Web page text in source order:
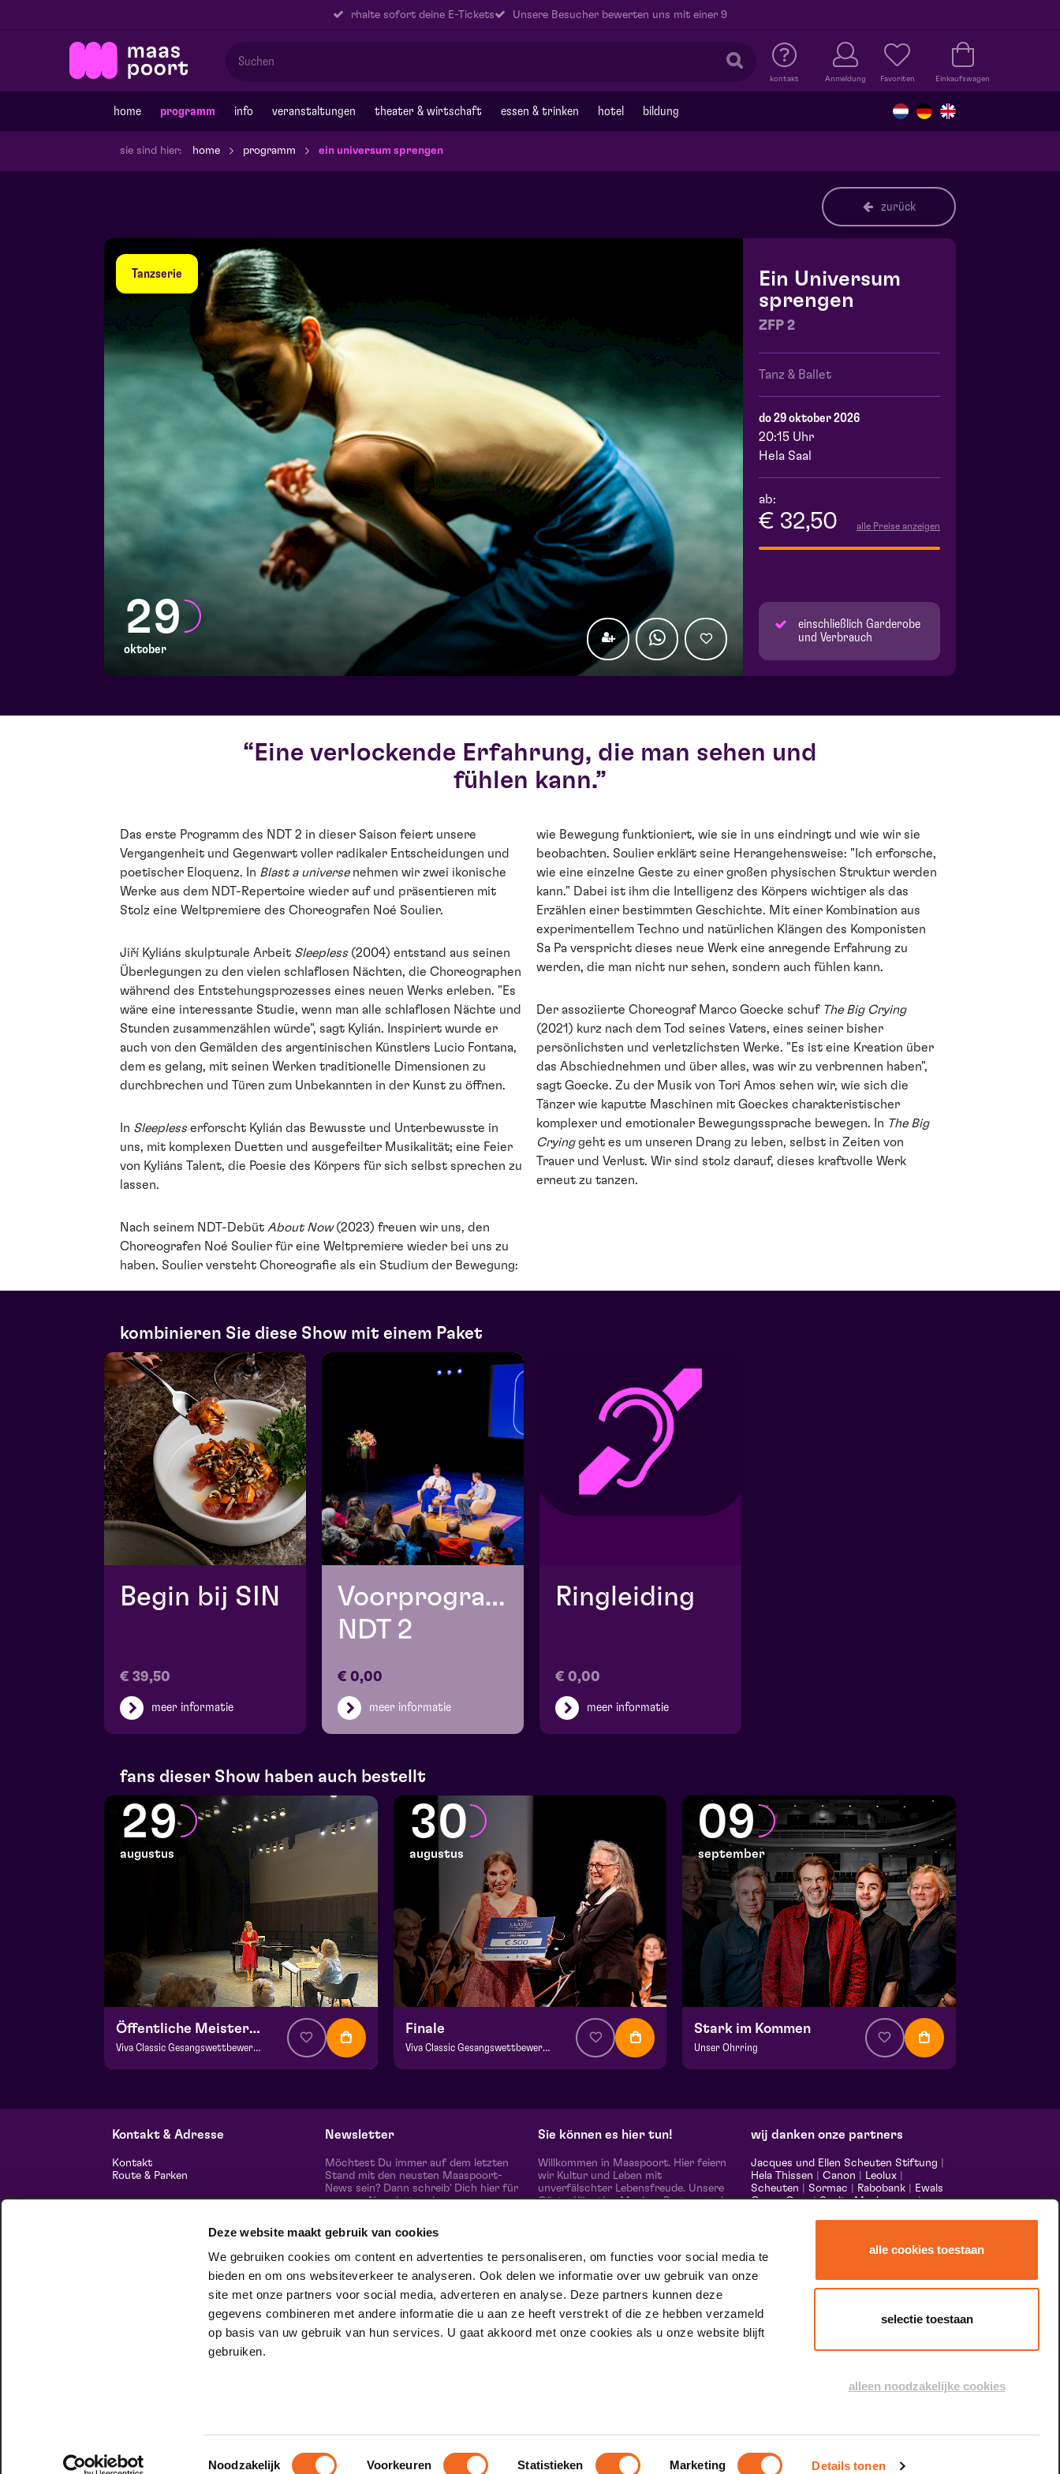
Deze website maakt gebruik van cookies
We gebruiken cookies om content en advertenties te personaliseren, om functies voor social media te
bieden en om ons websiteverkeer te analyseren. Ook delen we informatie over uw gebruik van onze
site met onze partners voor social media, adverteren en analyse. Deze partners kunnen deze
gegevens combineren met andere informatie die u aan ze heeft verstrekt of die ze hebben verzameld
op basis van uw gebruik van hun services. U gaat akkoord met onze cookies als u onze website blijft
gebruiken.
Toestemmingsselectie
Noodzakelijk Voorkeuren Statistieken Marketing Details tonen
alle cookies toestaan
selectie toestaan
alleen noodzakelijke cookies
rhalte sofort deine E-Tickets Unsere Besucher bewerten uns mit einer 9
kontakt Anmeldung Favoriten Einkaufswagen
home programm info veranstaltungen theater & wirtschaft essen & trinken hotel bildung
sie sind hier: home programm ein universum sprengen
zurück
29
oktober
Tanzserie
Ein Universum
sprengen
ZFP 2
Tanz & Ballet
do 29 oktober 2026
20:15 Uhr
Hela Saal
ab:
€ 32,50 alle Preise anzeigen
einschließlich Garderobe
und Verbrauch
Eine verlockende Erfahrung, die man sehen und
fühlen kann.
Das erste Programm des NDT 2 in dieser Saison feiert unsere
Vergangenheit und Gegenwart voller radikaler Entscheidungen und
poetischer Eloquenz. In Blast a universenehmen wir zwei ikonische
Werke aus dem NDT-Repertoire wieder auf und präsentieren mit
Stolz eine Weltpremiere des Choreografen Noé Soulier.
Jiří Kyliáns skulpturale Arbeit Sleepless(2004) entstand aus seinen
Überlegungen zu den vielen schlaflosen Nächten, die Choreographen
während des Entstehungsprozesses eines neuen Werks erleben. "Es
wäre eine interessante Studie, wenn man alle schlaflosen Nächte und
Stunden zusammenzählen würde", sagt Kylián. Inspiriert wurde er
auch von den Gemälden des argentinischen Künstlers Lucio Fontana,
dem es gelang, mit seinen Werken traditionelle Dimensionen zu
durchbrechen und Türen zum Unbekannten in der Kunst zu öffnen.
In Sleeplesserforscht Kylián das Bewusste und Unterbewusste in
uns, mit komplexen Duetten und ausgefeilter Musikalität; eine Feier
von Kyliáns Talent, die Poesie des Körpers für sich selbst sprechen zu
lassen.
Nach seinem NDT-Debüt About Now(2023) freuen wir uns, den
Choreografen Noé Soulier für eine Weltpremiere wieder bei uns zu
haben. Soulier versteht Choreografie als ein Studium der Bewegung:
wie Bewegung funktioniert, wie sie in uns eindringt und wie wir sie
beobachten. Soulier erklärt seine Herangehensweise: "Ich erforsche,
wie eine einzelne Geste zu einer großen physischen Struktur werden
kann." Dabei ist ihm die Intelligenz des Körpers wichtiger als das
Erzählen einer bestimmten Geschichte. Mit einer Kombination aus
experimentellem Techno und natürlichen Klängen des Komponisten
Sa Pa verspricht dieses neue Werk eine anregende Erfahrung zu
werden, die man nicht nur sehen, sondern auch fühlen kann.
Der assoziierte Choreograf Marco Goecke schuf The Big Crying
(2021) kurz nach dem Tod seines Vaters, eines seiner bisher
persönlichsten und verletzlichsten Werke. "Es ist eine Kreation über
das Abschiednehmen und über alles, was wir zu verbrennen haben",
sagt Goecke. Zu der Musik von Tori Amos sehen wir, wie sich die
Tänzer wie kaputte Maschinen mit Goeckes charakteristischer
komplexer und emotionaler Bewegungssprache bewegen. In The Big
Cryinggeht es um unseren Drang zu leben, selbst in Zeiten von
Trauer und Verlust. Wir sind stolz darauf, dieses kraftvolle Werk
erneut zu tanzen.
kombinieren Sie diese Show mit einem Paket
Begin bij SIN
€ 39,50
meer informatie
Voorprogramma
NDT 2
€ 0,00
meer informatie
Ringleiding
€ 0,00
meer informatie
fans dieser Show haben auch bestellt
29
augustus
Öffentliche Meisterklasse
Viva Classic Gesangswettbewerb 2026
za 29 augustus 2026 | 14:00
30
augustus
Finale
Viva Classic Gesangswettbewerb 2026
zo 30 augustus 2026 | 15:30
09
september
Stark im Kommen
Unser Ohrring
wo 9 september 2026 | 20:15
Kontakt & Adresse
Kontakt
Route & Parken
Nachhaltiges Unternehmen
hausgesellschaft
Im Club Lam können Sie ganz Sie
selbst sein. Willst du mehr wissen?
Newsletter
Möchtest Du immer auf dem letzten
Stand mit den neusten Maaspoort-
News sein? Dann schreib' Dich hier für
unseren Newsletter ein.
Folge uns auf
Sie können es hier tun!
Willkommen in Maaspoort. Hier feiern
wir Kultur und Leben mit
unverfälschter Lebensfreude. Unsere
Gäste, Künstler, Macher, Partner und
Gewinner des Red Dot Award Brands &
Communication Design 2024 in der
Kategorie Corporate Design &
Identität.
wij danken onze partners
Jacques und Ellen Scheuten Stiftung
Hela Thissen
Canon Leolux
Scheuten
Sormac Rabobank
Ewals
Cargo Care|Scelta Mushrooms|
speciale dank aan
© 2026 Maaspoort |Website by Itix Haftungsausschluss Allgemeine Bedingungen und Konditionen Inhaltsverzeichnis